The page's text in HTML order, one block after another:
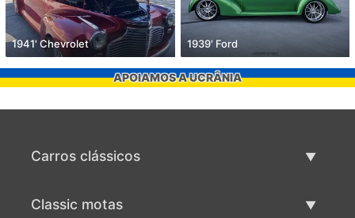
1941' Chevrolet 1939' Ford
APOIAMOS A UCRÂNIA
Carros clássicos
Classic motas